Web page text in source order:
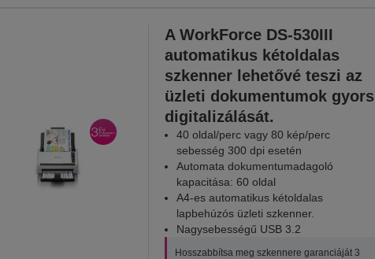
A WorkForce DS-530III
automatikus kétoldalas
szkenner lehetővé teszi az
üzleti dokumentumok gyors
digitalizálását.
40 oldal/perc vagy 80 kép/perc
sebesség 300 dpi esetén
Automata dokumentumadagoló
kapacitása: 60 oldal
A4-es automatikus kétoldalas
lapbehúzós üzleti szkenner.
Nagysebességű USB 3.2
Hosszabbítsa meg szkennere garanciáját 3